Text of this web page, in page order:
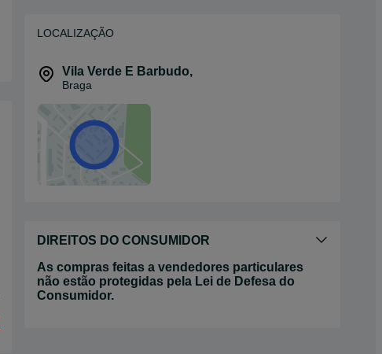
LOCALIZAÇÃO
Vila Verde E Barbudo,
Braga
DIREITOS DO CONSUMIDOR
As compras feitas a vendedores particulares
não estão protegidas pela Lei de Defesa do
Consumidor.